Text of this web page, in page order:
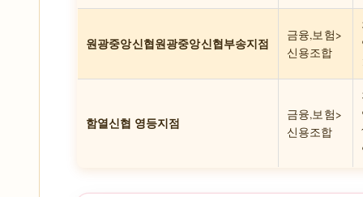
원광중앙신협원광중앙신협부송지점
금융,보험>
신용조합
함열신협 영등지점
금융,보험>
신용조합